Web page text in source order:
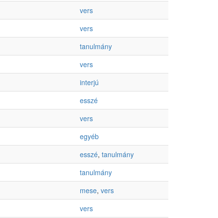
vers
vers
tanulmány
vers
interjú
esszé
vers
egyéb
esszé, tanulmány
tanulmány
mese, vers
vers